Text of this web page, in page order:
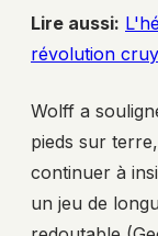
Lire aussi:
révolution
Wolff a
pieds sur
continuer à
un jeu de